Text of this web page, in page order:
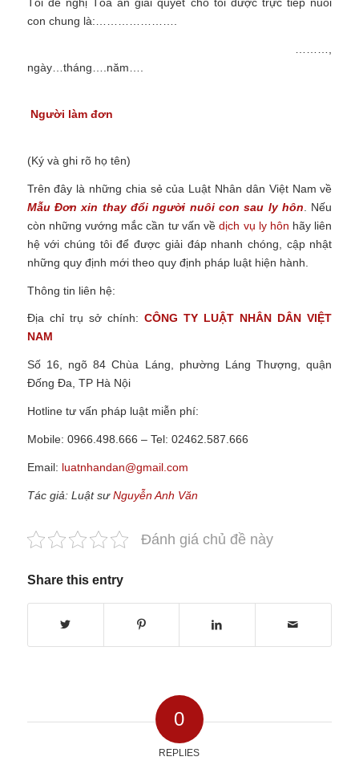
con chung là:………………….
ngày…tháng….năm….
Người làm đơn
(Ký và ghi rõ họ tên)
Trên đây là những chia sẻ của Luật Nhân dân Việt Nam về
Mẫu Đơn xin thay đổi người nuôi con sau ly hôn
Nếu
còn những vướng mắc cần tư vấn vềdịch vụ ly hôn hãy liên
hệ với chúng tôi để được giải đáp nhanh chóng, cập nhật
những quy định mới theo quy định pháp luật hiện hành.
Thông tin liên hệ:
Địa chỉ trụ sở chính: CÔNG TY LUẬT NHÂN DÂN VIỆT
NAM
Số 16, ngõ 84 Chùa Láng, phường Láng Thượng, quận
Đống Đa, TP Hà Nội
Hotline tư vấn pháp luật miễn phí:
Mobile: 0966.498.666 – Tel: 02462.587.666
Email: luatnhandan@gmail.com
Tác giả: Luật sưNguyễn Anh Văn
Đánh giá chủ đề này
Share this entry
0
REPLIES